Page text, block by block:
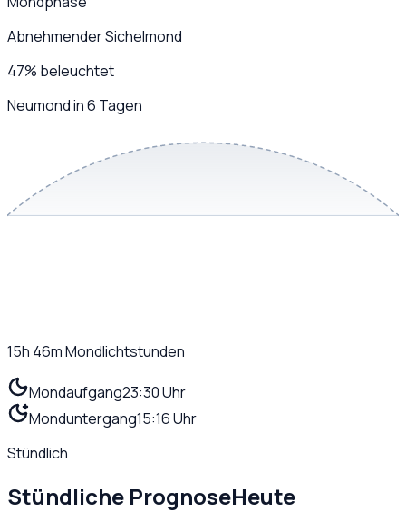
Abnehmender Sichelmond
47% beleuchtet
Neumond in 6 Tagen
15h 46mMondlichtstunden
Mondaufgang23:30 Uhr
Monduntergang15:16 Uhr
Stündlich
Stündliche PrognoseHeute